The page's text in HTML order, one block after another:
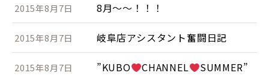
2015年8月7日 8月～～！！！
2015年8月7日 岐阜店アシスタント奮闘日記
2015年8月7日 ”KUBO CHANNEL SUMMER”